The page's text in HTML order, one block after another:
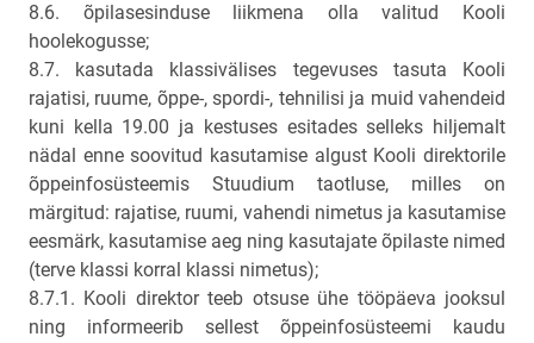
8.6. õpilasesinduse liikmena olla valitud Kooli
hoolekogusse;
8.7. kasutada klassivälises tegevuses tasuta Kooli
rajatisi, ruume, õppe-, spordi-, tehnilisi ja muid vahendeid
kuni kella 19.00 ja kestuses esitades selleks hiljemalt
nädal enne soovitud kasutamise algust Kooli direktorile
õppeinfosüsteemis Stuudium taotluse, milles on
märgitud: rajatise, ruumi, vahendi nimetus ja kasutamise
eesmärk, kasutamise aeg ning kasutajate õpilaste nimed
(terve klassi korral klassi nimetus);
8.7.1. Kooli direktor teeb otsuse ühe tööpäeva jooksul
ning informeerib sellest õppeinfosüsteemi kaudu